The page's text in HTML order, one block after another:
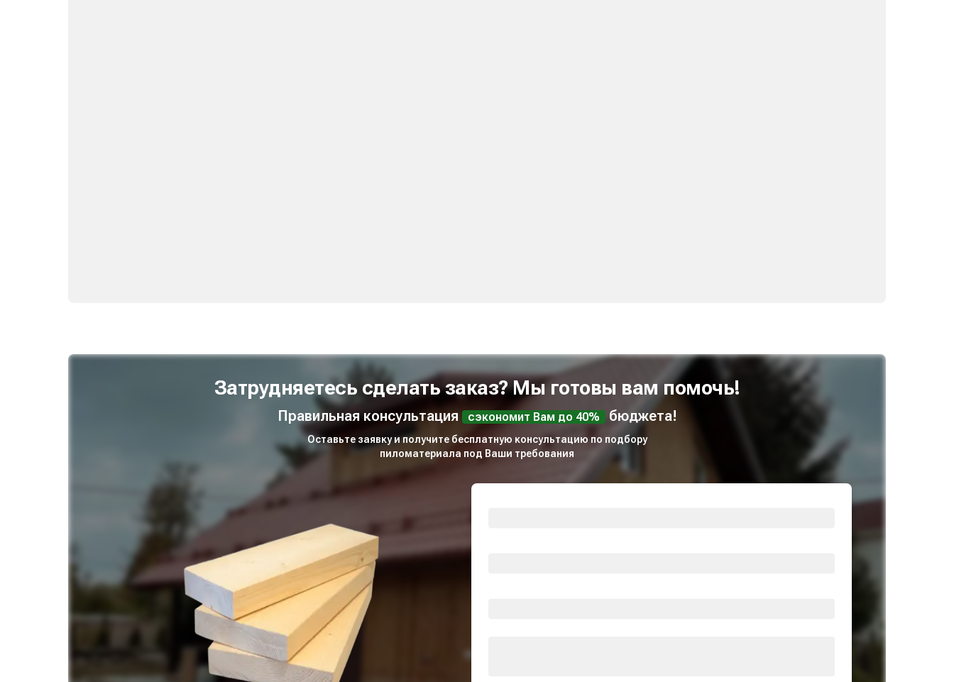
Затрудняетесь сделать заказ? Мы готовы вам помочь!
Правильная консультация сэкономит Вам до 40% бюджета!
Оставьте заявку и получите бесплатную консультацию по подбору
пиломатериала под Ваши требования